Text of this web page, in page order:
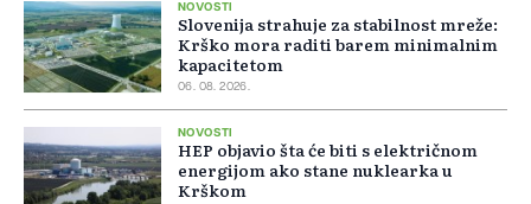
NOVOSTI
Slovenija strahuje za stabilnost mreže:
Krško mora raditi barem minimalnim
kapacitetom
06. 08. 2026.
NOVOSTI
HEP objavio šta će biti s električnom
energijom ako stane nuklearka u
Krškom